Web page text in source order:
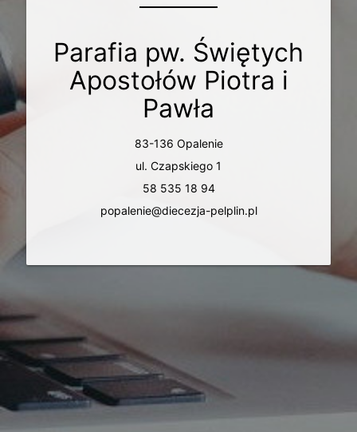
Parafia pw. Świętych
Apostołów Piotra i
Pawła
83-136 Opalenie
ul. Czapskiego 1
58 535 18 94
popalenie@diecezja-pelplin.pl